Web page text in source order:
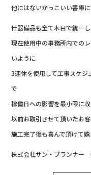
他にはないかっこいい書庫に
什器備品も全て木目で統一
現在使用中の事務所内での
いように
3連休を使用して工事スケジ
で
稼働日への影響を最小限に
以前お取引させて頂いたお
施工完了後も喜んで頂けて嬉
株式会社サン・プランナ